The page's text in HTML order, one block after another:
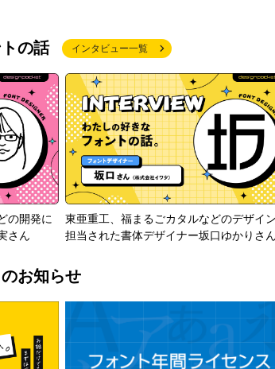
の話 インタビュー一覧
の開発に
さん
東亜重工、福まるごカタルなどのデザイ
担当された書体デザイナー坂口ゆかりさん
お知らせ